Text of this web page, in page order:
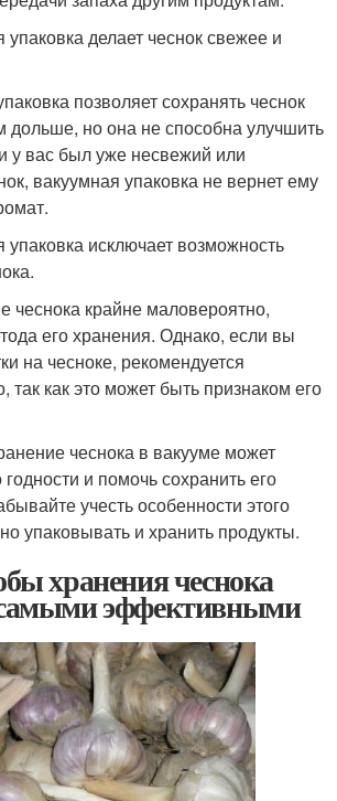
делает чеснок свежее и
позволяет сохранять чеснок
но она не способна улучшить
у вас был уже несвежий или
вакуумная упаковка не вернет ему
исключает возможность
чеснока крайне маловероятно,
его хранения. Однако, если вы
на чесноке, рекомендуется
так как это может быть признаком его
чеснока в вакууме может
годности и помочь сохранить его
учесть особенности этого
упаковывать и хранить продукты.
хранения чеснока
эффективными